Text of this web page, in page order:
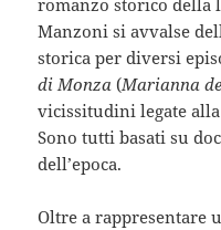
Manzoni si avvalse
storica per diversi
di Monza (Marianna
vicissitudini legate
Sono tutti basati su
dell’epoca.
Oltre a rappresentare